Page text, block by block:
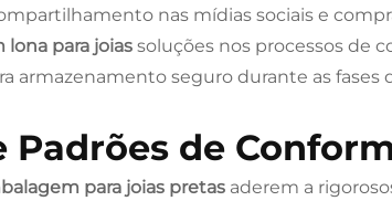
nas mídias sociais e
para joias soluções nos processos de
armazenamento seguro durante as fases
de
para joias pretas aderem a